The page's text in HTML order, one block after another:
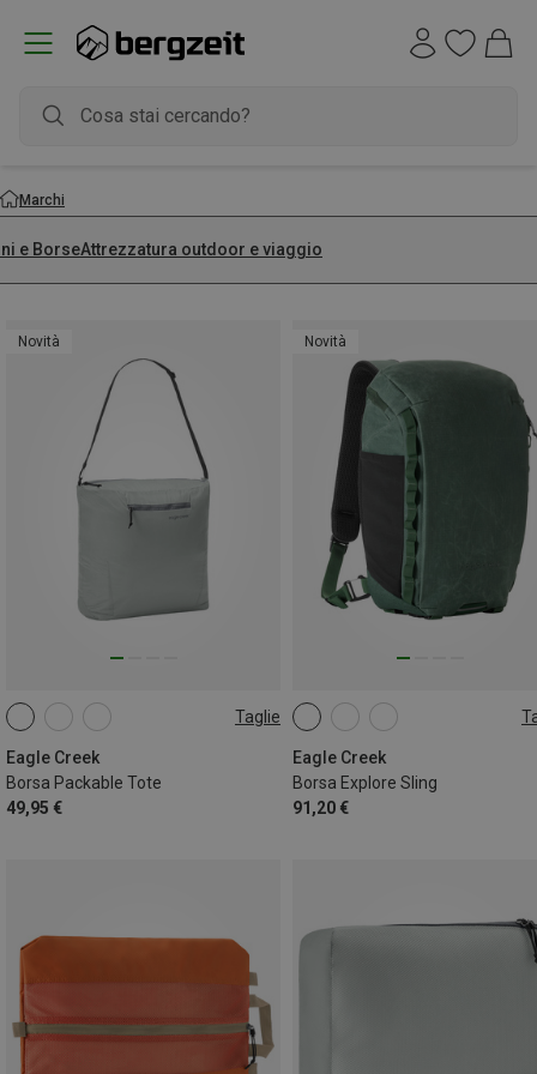
Marchi
e BorseAttrezzatura outdoor e viaggio
Novità
Taglie
Eagle Creek
Borsa Packable Tote
49,95 €
26L
Novità
Eagle Creek
Borsa Explore Sling
91,20 €
12L